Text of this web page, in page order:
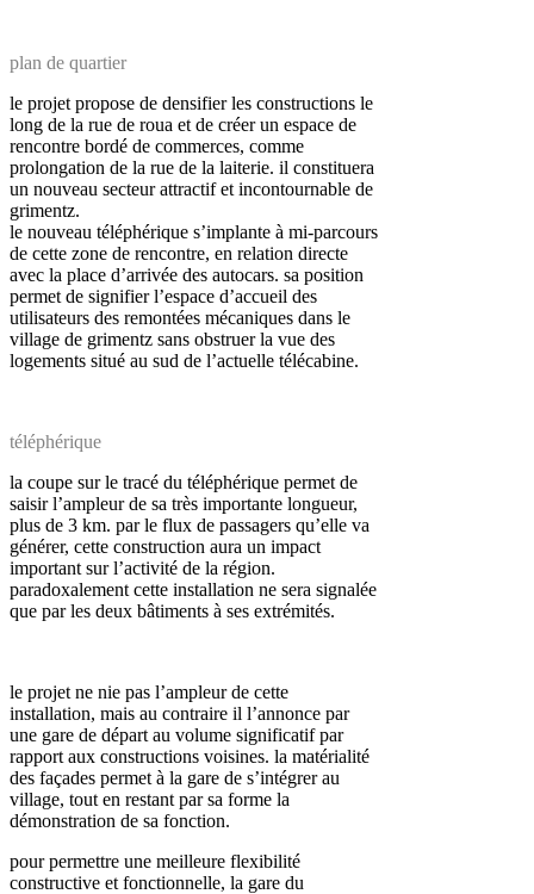
plan de quartier
le projet propose de densifier les constructions le
long de la rue de roua et de créer un espace de
rencontre bordé de commerces, comme
prolongation de la rue de la laiterie. il constituera
un nouveau secteur attractif et incontournable de
grimentz.
le nouveau téléphérique s’implante à mi-parcours
de cette zone de rencontre, en relation directe
avec la place d’arrivée des autocars. sa position
permet de signifier l’espace d’accueil des
utilisateurs des remontées mécaniques dans le
village de grimentz sans obstruer la vue des
logements situé au sud de l’actuelle télécabine.
téléphérique
la coupe sur le tracé du téléphérique permet de
saisir l’ampleur de sa très importante longueur,
plus de 3 km. par le flux de passagers qu’elle va
générer, cette construction aura un impact
important sur l’activité de la région.
paradoxalement cette installation ne sera signalée
que par les deux bâtiments à ses extrémités.
le projet ne nie pas l’ampleur de cette
installation, mais au contraire il l’annonce par
une gare de départ au volume significatif par
rapport aux constructions voisines. la matérialité
des façades permet à la gare de s’intégrer au
village, tout en restant par sa forme la
démonstration de sa fonction.
pour permettre une meilleure flexibilité
constructive et fonctionnelle, la gare du